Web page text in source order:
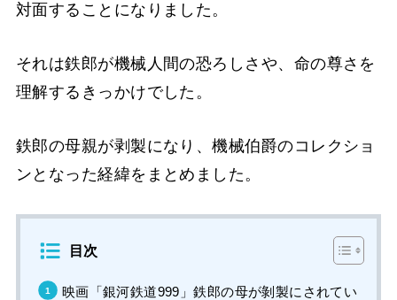
対面することになりました。
それは鉄郎が機械人間の恐ろしさや、命の尊さを
理解するきっかけでした。
鉄郎の母親が剥製になり、機械伯爵のコレクショ
ンとなった経緯をまとめました。
目次
映画「銀河鉄道999」鉄郎の母が剝製にされてい